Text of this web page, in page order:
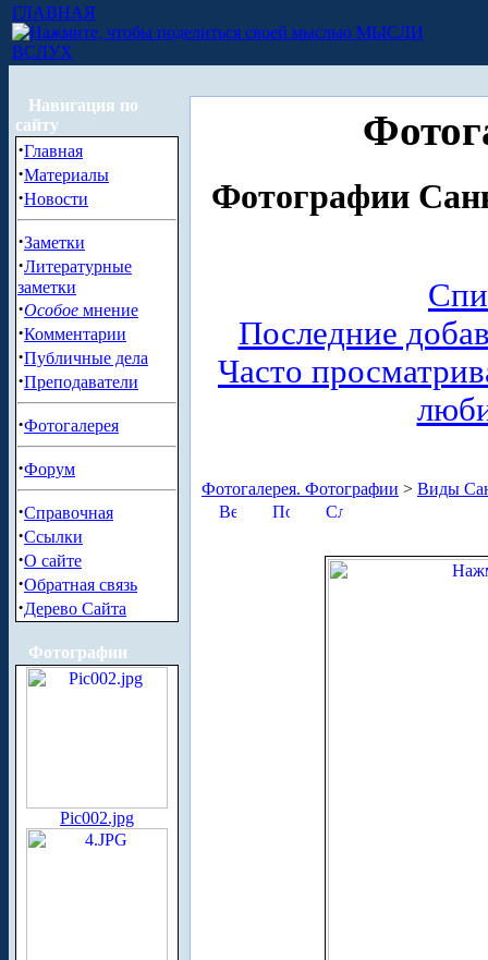
ГЛАВНАЯ
МЫСЛИ
ВСЛУХ
Навигация по
сайту
·Главная
·Материалы
·Новости
·Заметки
·Литературные
заметки
·Особое мнение
·Комментарии
·Публичные дела
·Преподаватели
·Фотогалерея
·Форум
·Справочная
·Ссылки
·О сайте
·Обратная связь
·Дерево Сайта
Фотографии
Pic002.jpg
Фотографии
Последние
Часто
Фотогалерея. Фотографии > Виды